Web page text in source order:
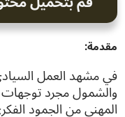
مقدمة:
في مشهد العمل
والشمول مجرد توجهات
المهني من الجمود